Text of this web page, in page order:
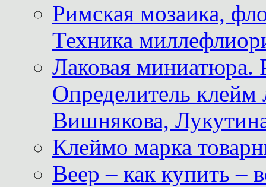
Римская мозаика,
Техника
Лаковая миниатюра.
Определитель
Вишнякова,
Клеймо марка
Веер – как купить –